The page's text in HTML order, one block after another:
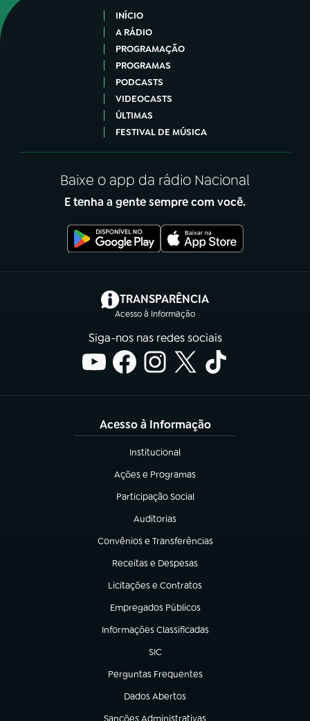
INÍCIO
A RÁDIO
PROGRAMAÇÃO
PROGRAMAS
PODCASTS
VIDEOCASTS
ÚLTIMAS
FESTIVAL DE MÚSICA
Baixe o app da rádio Nacional
E tenha a gente sempre com você.
TRANSPARÊNCIA
Acesso à Informação
(abre em nova aba)
Siga-nos nas redes sociais
Acesso à Informação
Institucional
(abre em nova aba)
Ações e Programas
(abre em nova aba)
Participação Social
(abre em nova aba)
Auditorias
(abre em nova aba)
Convênios e Transferências
(abre em nova aba)
Receitas e Despesas
(abre em nova aba)
Licitações e Contratos
(abre em nova aba)
Empregados Públicos
(abre em nova aba)
Informações Classificadas
(abre em nova aba)
SIC
(abre em nova aba)
Perguntas Frequentes
(abre em nova aba)
Dados Abertos
(abre em nova aba)